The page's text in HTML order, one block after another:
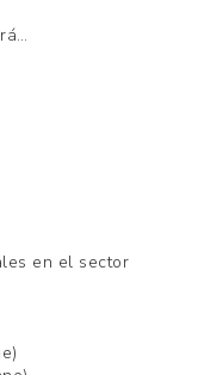
en el sector